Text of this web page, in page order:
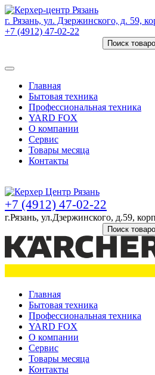
г. Рязань, ул. Дзержинского, д. 59,
+7 (4912) 47-02-22
Поиск
Главная
Бытовая техника
Профессиональная техника
YARD FOX
О компании
Сервис
Товары месяца
Контакты
+7 (4912) 47-02-22
г.Рязань, ул.Дзержинского, д.59,
Поиск
Главная
Бытовая техника
Профессиональная техника
YARD FOX
О компании
Сервис
Товары месяца
Контакты